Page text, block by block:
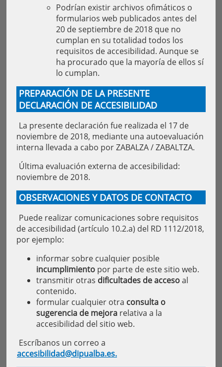
Podrían existir archivos ofimáticos o
formularios web publicados antes del
20 de septiembre de 2018 que no
cumplan en su totalidad todos los
requisitos de accesibilidad. Aunque se
ha procurado que la mayoría de ellos sí
lo cumplan.
PREPARACIÓN DE LA PRESENTE
DECLARACIÓN DE ACCESIBILIDAD
La presente declaración fue realizada el 17 de
noviembre de 2018, mediante una autoevaluación
interna llevada a cabo por ZABALZA / ZABALTZA.
Última evaluación externa de accesibilidad:
noviembre de 2018.
OBSERVACIONES Y DATOS DE CONTACTO
Puede realizar comunicaciones sobre requisitos
de accesibilidad (artículo 10.2.a) del RD 1112/2018,
por ejemplo:
informar sobre cualquier posible
incumplimiento por parte de este sitio web.
transmitir otras dificultades de accesoal
contenido.
formular cualquier otra consulta o
sugerencia de mejora relativa a la
accesibilidad del sitio web.
Escríbanos un correo a
accesibilidad@dipualba.es.